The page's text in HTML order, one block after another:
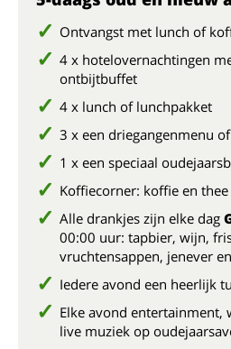
Ontvangst met lunch of
4 x hotelovernachtingen
ontbijtbuffet
4 x lunch of lunchpakket
3 x een driegangenmenu
1 x een speciaal
Koffiecorner: koffie en thee
Alle drankjes zijn elke dag
00:00 uur: tapbier, wijn,
vruchtensappen, jenever
Iedere avond een heerlijk
Elke avond entertainment,
live muziek op